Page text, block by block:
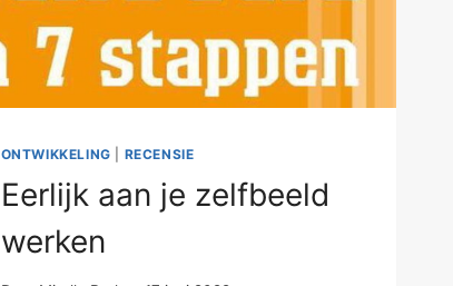
ONTWIKKELING RECENSIE
Eerlijk aan je zelfbeeld
werken